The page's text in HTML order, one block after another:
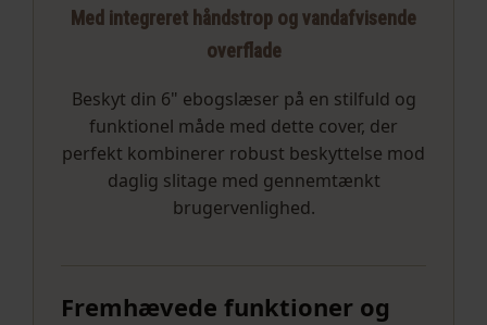
Med integreret håndstrop og vandafvisende
overflade
Beskyt din 6" ebogslæser på en stilfuld og
funktionel måde med dette cover, der
perfekt kombinerer robust beskyttelse mod
daglig slitage med gennemtænkt
brugervenlighed.
Fremhævede funktioner og